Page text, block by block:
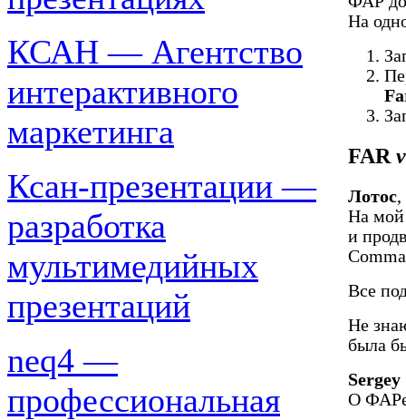
КСАН — Агентство
интерактивного
маркетинга
Ксан-презентации —
разработка
мультимедийных
презентаций
neq4 —
профессиональная
На
FAR
Лотос,
На мой
и
Все
Не
была
О